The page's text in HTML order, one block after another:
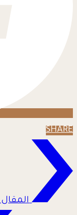
SHARE
المقال